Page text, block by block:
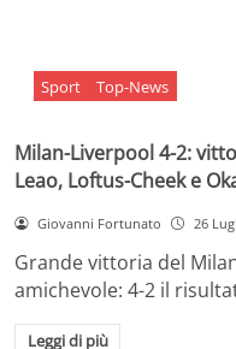
Sport Top-News
Milan-Liverpool 4-2:
Leao, Loftus-Cheek e
Giovanni Fortunato 26
Grande vittoria del
amichevole: 4-2 il
Leggi di più